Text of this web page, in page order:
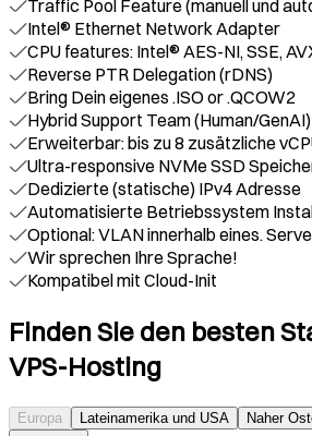
Traffic Pool Feature (manuell und
Intel® Ethernet Network Adapter
CPU features: Intel® AES-NI, SSE,
Reverse PTR Delegation (rDNS)
Bring Dein eigenes .ISO or .QCOW2
Hybrid Support Team (Human/GenAI)
Erweiterbar: bis zu 8 zusätzliche
Ultra-responsive NVMe SSD
Dedizierte (statische) IPv4 Adresse
Automatisierte Betriebssystem
Optional: VLAN innerhalb eines.
Wir sprechen Ihre Sprache!
Kompatibel mit Cloud-Init
Finden Sie den besten
VPS-Hosting
Europa Lateinamerika und USA Naher